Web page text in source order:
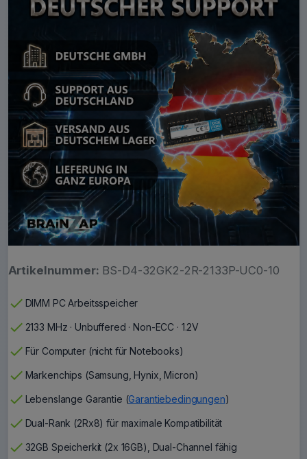
Artikelnummer: BS-D4-32GK2-2R-2133P-UC0-10
check DIMM PC Arbeitsspeicher
check 2133 MHz · Unbuffered · Non-ECC · 1.2V
check Für Computer (nicht für Notebooks)
check Markenchips (Samsung, Hynix, Micron)
check Lebenslange Garantie (Garantiebedingungen)
check Dual-Rank (2Rx8) für maximale Kompatibilität
check 32GB Speicherkit (2x 16GB), Dual-Channel fähig